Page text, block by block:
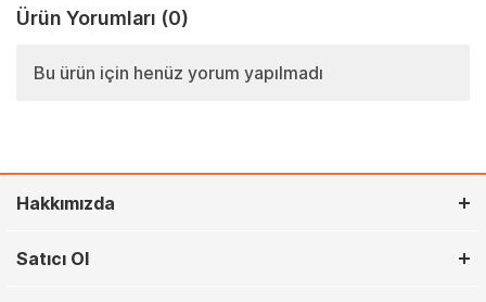
Ürün Yorumları (0)
Bu ürün için henüz yorum yapılmadı
Hakkımızda
Satıcı Ol